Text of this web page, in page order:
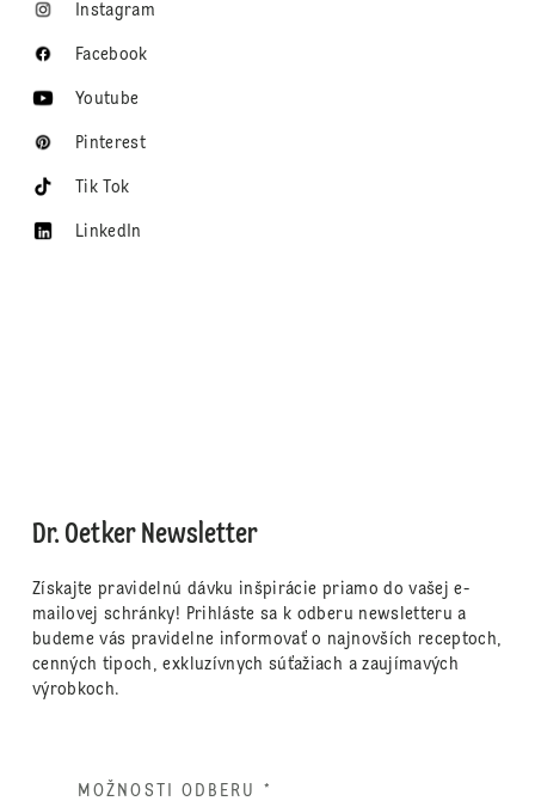
Instagram
Facebook
Youtube
Pinterest
Tik Tok
LinkedIn
Dr. Oetker Newsletter
Získajte pravidelnú dávku inšpirácie priamo do vašej e-
mailovej schránky! Prihláste sa k odberu newsletteru a
budeme vás pravidelne informovať o najnovších receptoch,
cenných tipoch, exkluzívnych súťažiach a zaujímavých
výrobkoch.
MOŽNOSTI ODBERU *